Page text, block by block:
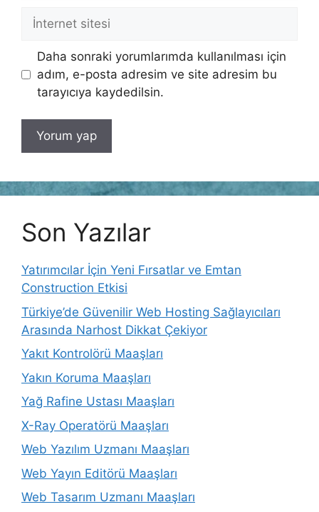
İnternet
sitesi
Daha sonraki yorumlarımda kullanılması için
adım, e-posta adresim ve site adresim bu
tarayıcıya kaydedilsin.
Son Yazılar
Yatırımcılar İçin Yeni Fırsatlar ve Emtan
Construction Etkisi
Türkiye’de Güvenilir Web Hosting Sağlayıcıları
Arasında Narhost Dikkat Çekiyor
Yakıt Kontrolörü Maaşları
Yakın Koruma Maaşları
Yağ Rafine Ustası Maaşları
X-Ray Operatörü Maaşları
Web Yazılım Uzmanı Maaşları
Web Yayın Editörü Maaşları
Web Tasarım Uzmanı Maaşları